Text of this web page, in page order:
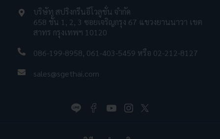
บริษัท สปริงกรีนอีโวลูชั่น จำกัด
658 ชั้น 1, 2, 3 ซอยเจริญกรุง 67 แขวงยานนาวา เขต
สาทร กรุงเทพฯ 10120
086-199-8958, 061-403-5459 หรือ 02-212-8127
sales@sgethai.com